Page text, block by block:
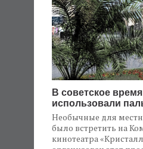
В советское
использовали
Необычные для
было встретить на
кинотеатра